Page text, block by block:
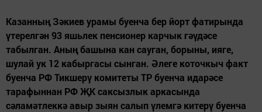
Казанның Зәкиев урамы буенча бер йорт фатирында
үтерелгән 93 яшьлек пенсионер карчык гәүдәсе
табылган. Аның башына кан сауган, борыны, ияге,
шулай ук 12 кабыргасы сынган. Әлеге коточкыч факт
буенча РФ Тикшерү комитеты ТР буенча идарәсе
тарафыннан РФ ҖК саксызлык аркасында
сәламәтлеккә авыр зыян салып үлемгә китерү буенча